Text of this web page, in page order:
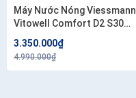
Máy Nước Nóng Viessmann
Vitowell Comfort D2 S30
2,5KW-VN Deluxe 30 Lít Gián
Tiếp Kiểu Ngang
3.350.000₫
4.990.000₫